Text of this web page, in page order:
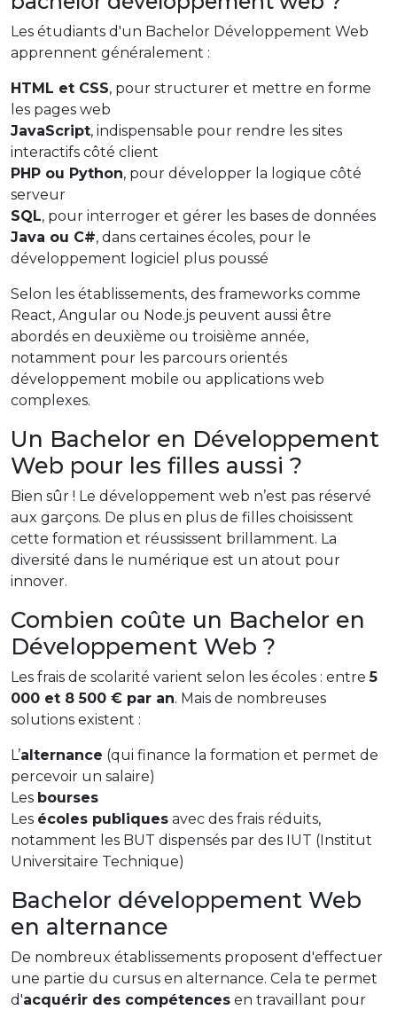
Les étudiants d'un Bachelor Développement Web
apprennent généralement :
HTML et CSS, pour structurer et mettre en forme
les pages web
JavaScript, indispensable pour rendre les sites
interactifs côté client
PHP ou Python, pour développer la logique côté
serveur
SQL, pour interroger et gérer les bases de données
Java ou C#, dans certaines écoles, pour le
développement logiciel plus poussé
Selon les établissements, des frameworks comme
React, Angular ou Node.js peuvent aussi être
abordés en deuxième ou troisième année,
notamment pour les parcours orientés
développement mobile ou applications web
complexes.
Un Bachelor en Développement
Web pour les filles aussi ?
Bien sûr ! Le développement web n’est pas réservé
aux garçons. De plus en plus de filles choisissent
cette formation et réussissent brillamment. La
diversité dans le numérique est un atout pour
innover.
Combien coûte un Bachelor en
Développement Web ?
Les frais de scolarité varient selon les écoles : entre5
000 et 8 500 € par an. Mais de nombreuses
solutions existent :
L’alternance (qui finance la formation et permet de
percevoir un salaire)
Les bourses
Les écoles publiques avec des frais réduits,
notamment les BUT dispensés par des IUT (Institut
Universitaire Technique)
Bachelor développement Web
en alternance
De nombreux établissements proposent d'effectuer
une partie du cursus en alternance. Cela te permet
d'acquérir des compétences en travaillant pour